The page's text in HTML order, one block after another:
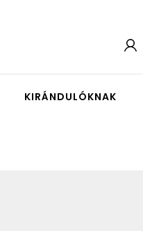
KIRÁNDULÓKNAK